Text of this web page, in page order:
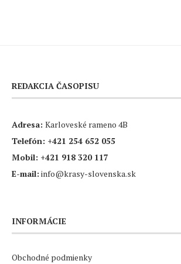
REDAKCIA ČASOPISU
Adresa: Karloveské rameno 4B
Telefón: +421 254 652 055
Mobil: +421 918 320 117
E-mail: info@krasy-slovenska.sk
INFORMÁCIE
Obchodné podmienky